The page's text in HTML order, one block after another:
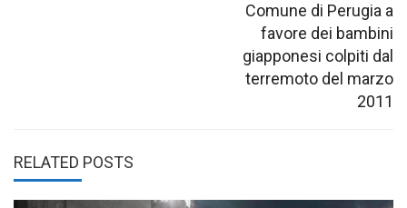
Comune di Perugia a
favore dei bambini
giapponesi colpiti dal
terremoto del marzo
2011
RELATED POSTS